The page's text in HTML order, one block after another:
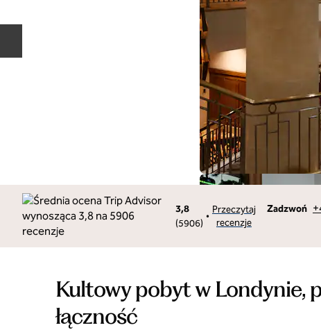
3,8
(5906)
•
Przeczytaj
recenzje
Zadzwoń
Rozmowa
Kultowy pobyt w Londynie,
łączność